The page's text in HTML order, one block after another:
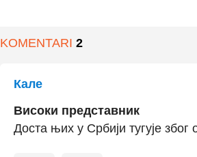
KOMENTARI 2
Кале
Високи представник
Доста њих у Србији тугује због